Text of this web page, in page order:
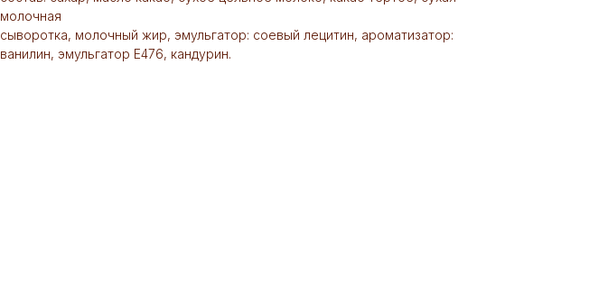
молочная
сыворотка, молочный жир, эмульгатор: соевый лецитин, ароматизатор:
ванилин, эмульгатор Е476, кандурин.